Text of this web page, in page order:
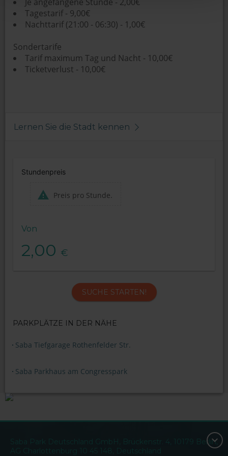
Tagestarif - 9,00€
Nachttarif (21:00 - 06:30) - 1,00€
Sondertarife
Tarif maximum Tag und Nacht - 10,00€
Ticketverlust - 10,00€
Lernen Sie die Stadt kennen
Stundenpreis
Preis pro Stunde.
Von
2,00 €
SUCHE STARTEN!
PARKPLÄTZE IN DER NÄHE
Saba Tiefgarage Rothenfelder Str.
Saba Parkhaus am Congresspark
Saba Park Deutschland GmbH, Brückenstr. 4, 10179 Berlin,